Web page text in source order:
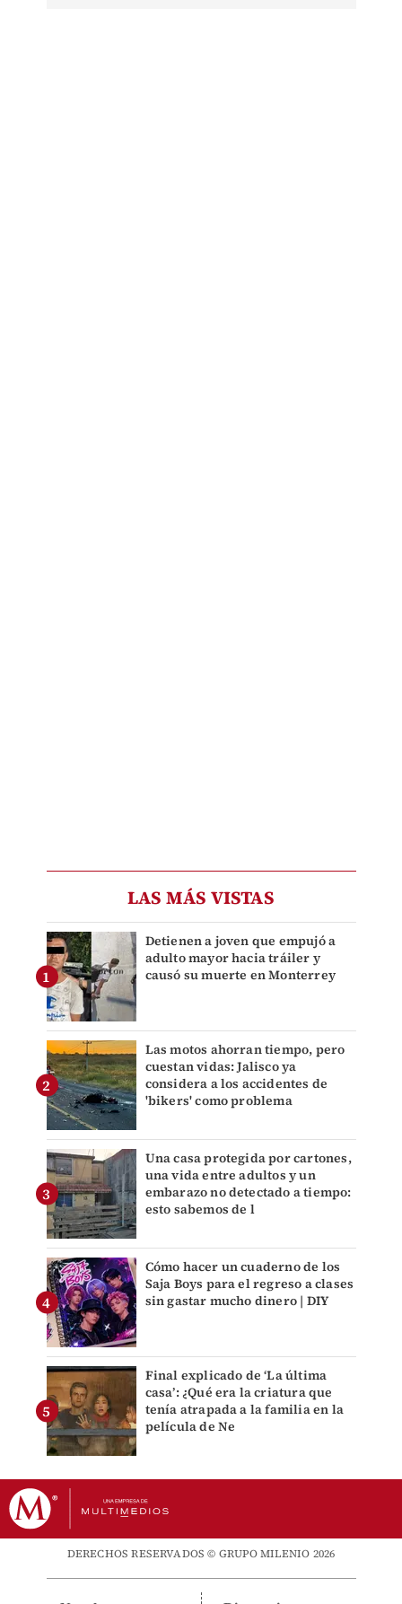
LAS MÁS VISTAS
Detienen a joven que empujó a
adulto mayor hacia tráiler y
causó su muerte en Monterrey
Las motos ahorran tiempo, pero
cuestan vidas: Jalisco ya
considera a los accidentes de
'bikers' como problema
Una casa protegida por cartones,
una vida entre adultos y un
embarazo no detectado a tiempo:
esto sabemos de l
Cómo hacer un cuaderno de los
Saja Boys para el regreso a clases
sin gastar mucho dinero | DIY
Final explicado de ‘La última
casa’: ¿Qué era la criatura que
tenía atrapada a la familia en la
película de Ne
DERECHOS RESERVADOS © GRUPO MILENIO 2026